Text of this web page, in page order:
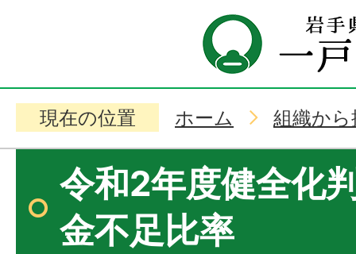
現在の位置 ホーム 組織か
令和2年度健全化
金不足比率